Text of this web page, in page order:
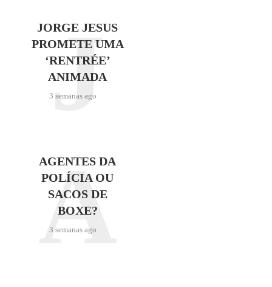
JORGE JESUS
PROMETE UMA
‘RENTRÉE’
ANIMADA
3 semanas ago
J
AGENTES DA
POLÍCIA OU
SACOS DE
BOXE?
3 semanas ago
A